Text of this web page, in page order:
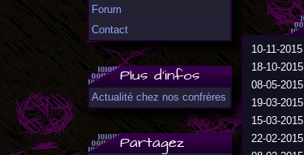
Forum
Contact
Plus d'infos
Actualité chez nos confrères
Partagez
10-11-2015
18-10-2015
08-05-2015
19-03-2015
15-03-2015
22-02-2015